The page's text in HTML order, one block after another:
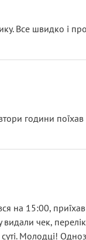
гайок під
Все швидко і
години поїхав
на 15:00, приїхав
чек, перелік
Молодці!